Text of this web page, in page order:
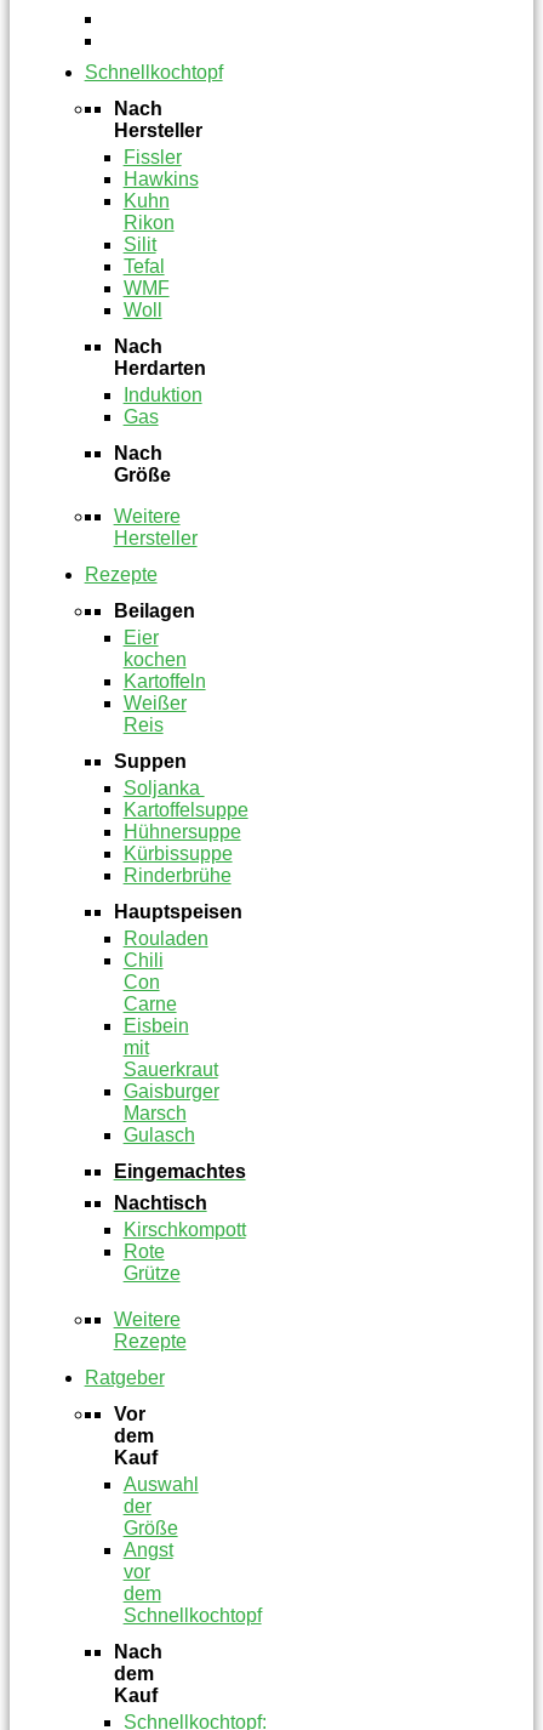
Schnellkochtopf
Nach
Hersteller
Fissler
Hawkins
Kuhn
Rikon
Silit
Tefal
WMF
Woll
Nach
Herdarten
Induktion
Gas
Nach
Größe
Weitere
Hersteller
Rezepte
Beilagen
Eier
kochen
Kartoffeln
Weißer
Reis
Suppen
Soljanka
Kartoffelsuppe
Hühnersuppe
Kürbissuppe
Rinderbrühe
Hauptspeisen
Rouladen
Chili
Con
Carne
Eisbein
mit
Sauerkraut
Gaisburger
Marsch
Gulasch
Eingemachtes
Nachtisch
Kirschkompott
Rote
Grütze
Weitere
Rezepte
Ratgeber
Vor
dem
Kauf
Auswahl
der
Größe
Angst
vor
dem
Schnellkochtopf
Nach
dem
Kauf
Schnellkochtopf: